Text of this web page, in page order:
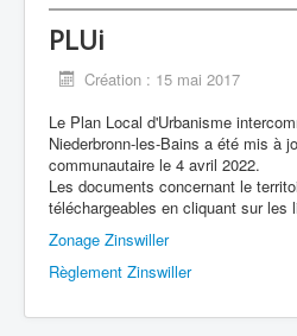
PLUi
Création : 15 mai 2017
Le Plan Local d'Urbanisme
Niederbronn-les-Bains a été mis à
communautaire le 4 avril 2022.
Les documents concernant le
téléchargeables en cliquant sur les
Zonage Zinswiller
Règlement Zinswiller